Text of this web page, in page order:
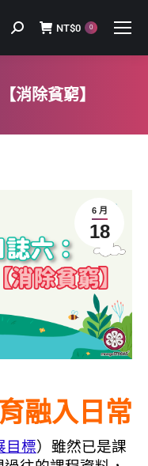
Search: NT$0 0
消除貧窮】
6 月
18
融入日常
目標）雖然已是課